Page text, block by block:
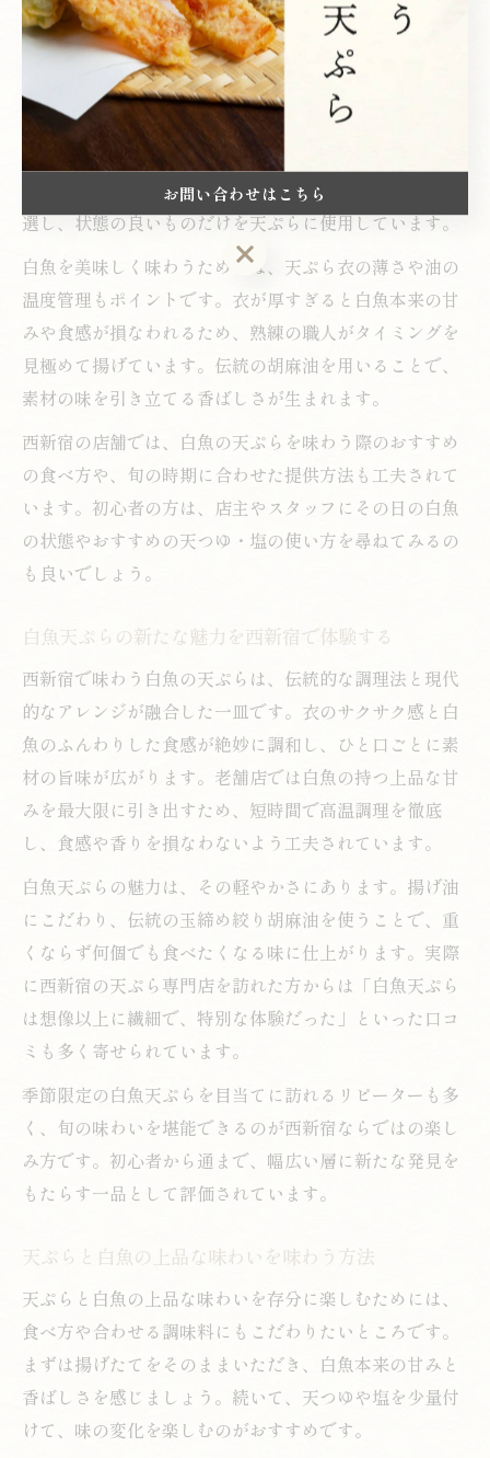
天ぷら通も納得の西新宿白魚の選び方ポイント
天ぷらを語る上で、素材の鮮度と選び方は最重要です。
特に白魚は繊細な味わいが特徴であるため、仕入れの段
階で透明感や身の張りを確認することが大切です。西新
宿エリアの老舗では、毎朝市場から直送された白魚を厳
選し、状態の良いものだけを天ぷらに使用しています。
白魚を美味しく味わうためには、天ぷら衣の薄さや油の
温度管理もポイントです。衣が厚すぎると白魚本来の甘
みや食感が損なわれるため、熟練の職人がタイミングを
見極めて揚げています。伝統の胡麻油を用いることで、
素材の味を引き立てる香ばしさが生まれます。
西新宿の店舗では、白魚の天ぷらを味わう際のおすすめ
の食べ方や、旬の時期に合わせた提供方法も工夫されて
います。初心者の方は、店主やスタッフにその日の白魚
の状態やおすすめの天つゆ・塩の使い方を尋ねてみるの
も良いでしょう。
白魚天ぷらの新たな魅力を西新宿で体験する
西新宿で味わう白魚の天ぷらは、伝統的な調理法と現代
的なアレンジが融合した一皿です。衣のサクサク感と白
魚のふんわりした食感が絶妙に調和し、ひと口ごとに素
材の旨味が広がります。老舗店では白魚の持つ上品な甘
みを最大限に引き出すため、短時間で高温調理を徹底
し、食感や香りを損なわないよう工夫されています。
白魚天ぷらの魅力は、その軽やかさにあります。揚げ油
にこだわり、伝統の玉締め絞り胡麻油を使うことで、重
くならず何個でも食べたくなる味に仕上がります。実際
に西新宿の天ぷら専門店を訪れた方からは「白魚天ぷら
は想像以上に繊細で、特別な体験だった」といった口コ
ミも多く寄せられています。
季節限定の白魚天ぷらを目当てに訪れるリピーターも多
く、旬の味わいを堪能できるのが西新宿ならではの楽し
み方です。初心者から通まで、幅広い層に新たな発見を
もたらす一品として評価されています。
天ぷらと白魚の上品な味わいを味わう方法
天ぷらと白魚の上品な味わいを存分に楽しむためには、
食べ方や合わせる調味料にもこだわりたいところです。
まずは揚げたてをそのままいただき、白魚本来の甘みと
香ばしさを感じましょう。続いて、天つゆや塩を少量付
けて、味の変化を楽しむのがおすすめです。
お問い合わせはこちら
お問い合わせはこちら